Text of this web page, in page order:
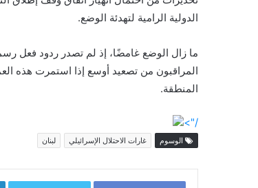
الدولية الرامية لتهدئة الوضع.
ما زال الوضع غامضًا، إذ لم تصدر ردود فعل
المراقبون من تصعيد أوسع إذا استمرت هذه
المنطقة.
/">
الوسوم غارات الاحتلال الإسرائيلي لبنان